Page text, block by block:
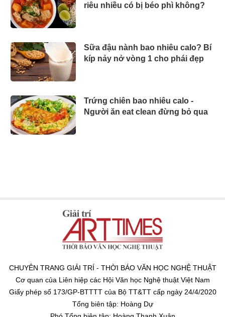
riêu nhiều có bị béo phì không?
Sữa đậu nành bao nhiêu calo? Bí
kíp nảy nở vòng 1 cho phái đẹp
Trứng chiên bao nhiêu calo -
Người ăn eat clean đừng bỏ qua
CHUYÊN TRANG GIẢI TRÍ - THỜI BÁO VĂN HỌC NGHỆ THUẬT
Cơ quan của Liên hiệp các Hội Văn học Nghệ thuật Việt Nam
Giấy phép số 173/GP-BTTTT của Bộ TT&TT cấp ngày 24/4/2020
Tổng biên tập: Hoàng Dự